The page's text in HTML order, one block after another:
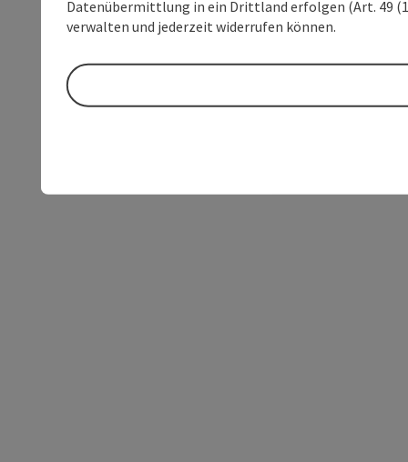
Datenübermittlung in ein Drittland erfolgen (Art. 49
verwalten und jederzeit widerrufen können.